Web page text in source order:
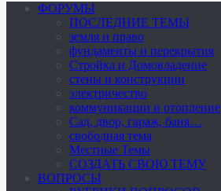
ФОРУМЫ
ПОСЛЕДНИЕ ТЕМЫ
земля и право
фундаменты и перекрытия
Стройка и Домовладение
стены и конструкции
электричество
коммуникации и отопление
Cад, двор, гараж, баня…
свободная тема
Местные Темы
СОЗДАТЬ СВОЮ ТЕМУ
ВОПРОСЫ